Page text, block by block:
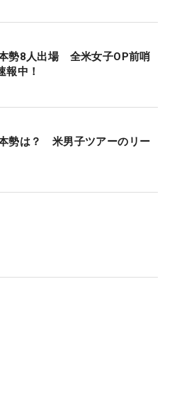
勢8人出場 全米女子OP前哨
報中！
勢は？ 米男子ツアーのリー